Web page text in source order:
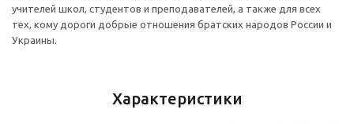
учителей школ, студентов и преподавателей, а также для всех
тех, кому дороги добрые отношения братских народов России и
Украины.
Характеристики